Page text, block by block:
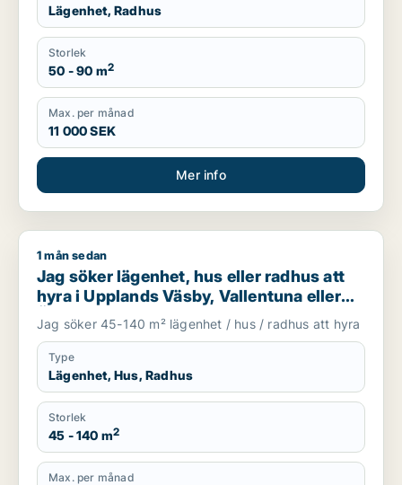
Lägenhet, Radhus
Storlek
50 - 90 m2
Max. per månad
11 000 SEK
Mer info
Jag söker lägenhet, hus eller radhus att hyra i Upplands
1 mån sedan
Jag söker lägenhet, hus eller radhus att
hyra i Upplands Väsby, Vallentuna eller
Österåker m.fl.
Jag söker 45-140 m² lägenhet / hus / radhus att hyra
Type
Lägenhet, Hus, Radhus
Storlek
45 - 140 m2
Max. per månad